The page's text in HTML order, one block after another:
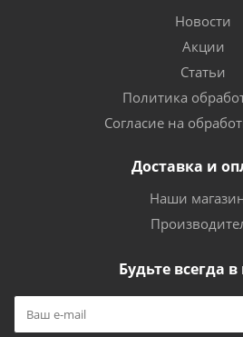
Новости
Акции
Статьи
Политика
Согласие на
Доставка и
Наши
Будьте всегда в